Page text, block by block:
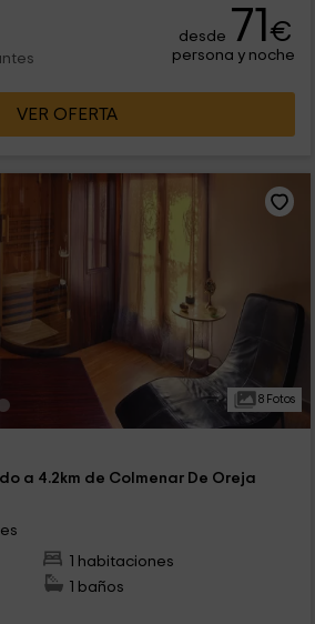
desde 71€
persona y noche
VER OFERTA
8 Fotos
a 4.2km de Colmenar De Oreja
1 habitaciones
1 baños